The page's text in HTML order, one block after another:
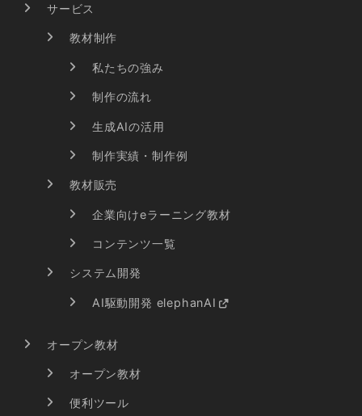
サービス
教材制作
私たちの強み
制作の流れ
生成AIの活用
制作実績・制作例
教材販売
企業向けeラーニング教材
コンテンツ一覧
システム開発
AI駆動開発 elephanAI
オープン教材
オープン教材
便利ツール